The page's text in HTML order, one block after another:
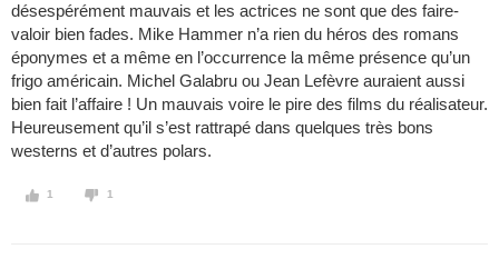
désespérément mauvais et les actrices ne sont que des faire-
valoir bien fades. Mike Hammer n’a rien du héros des romans
éponymes et a même en l’occurrence la même présence qu’un
frigo américain. Michel Galabru ou Jean Lefèvre auraient aussi
bien fait l’affaire ! Un mauvais voire le pire des films du réalisateur.
Heureusement qu’il s’est rattrapé dans quelques très bons
westerns et d’autres polars.
1 1